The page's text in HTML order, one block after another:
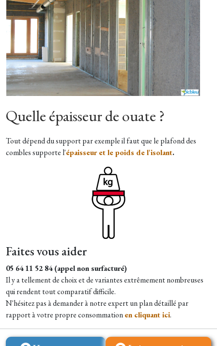
Quelle épaisseur de ouate ?
Tout dépend du support par exemple il faut que le plafond des
combles supporte l'épaisseur et le poids de l'isolant.
Faites vous aider
05 64 11 52 84 (appel non surfacturé)
Il y a tellement de choix et de variantes extrêmement nombreuses
qui rendent tout comparatif difficile.
N'hésitez pas à demander à notre expert un plan détaillé par
rapport à votre propre consommationen cliquant ici.